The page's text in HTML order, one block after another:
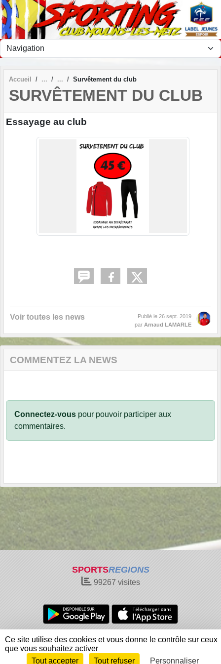
Accueil Survêtement du club
SURVÊTEMENT DU CLUB
Essayage au club
Voir toutes les news Publié le 26 sept. 2019
par Arnaud LAMARLE
COMMENTEZ LA NEWS
Connectez-vous pour pouvoir participer aux
commentaires.
SPORTSREGIONS
99267 visites
Charte cookies
Gestion des cookies
Informations légales
Signaler un contenu inapproprié
Envie de participer ?
Connexion
Panneau de gestion des cookies
Ce site utilise des cookies et vous donne le contrôle sur ceux
que vous souhaitez activer
Tout accepter
Tout refuser Personnaliser